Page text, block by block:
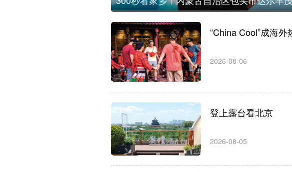
“China Cool”成海
2026-08-06
登上露台看北京
2026-08-05